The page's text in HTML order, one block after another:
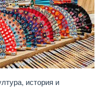
история и